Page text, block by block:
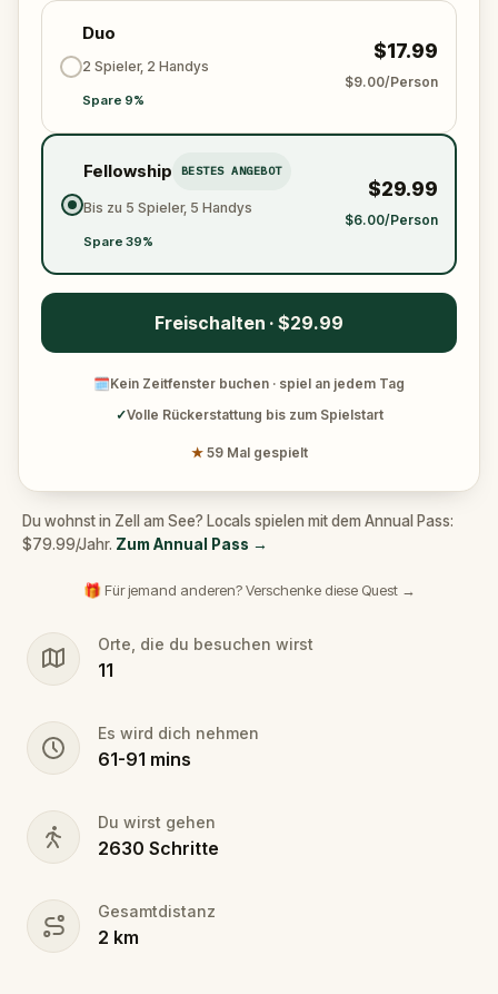
Duo
2 Spieler, 2 Handys
Spare 9%
$17.99
$9.00/Person
Fellowship BESTES ANGEBOT
Bis zu 5 Spieler, 5 Handys
Spare 39%
$29.99
$6.00/Person
Freischalten · $29.99
🗓Kein Zeitfenster buchen · spiel an jedem Tag
✓Volle Rückerstattung bis zum Spielstart
★ 59 Mal gespielt
Du wohnst in Zell am See? Locals spielen mit dem Annual Pass:
$79.99/Jahr. Zum Annual Pass →
🎁 Für jemand anderen? Verschenke diese Quest →
Orte, die du besuchen wirst
11
Es wird dich nehmen
61-91 mins
Du wirst gehen
2630 Schritte
Gesamtdistanz
2 km